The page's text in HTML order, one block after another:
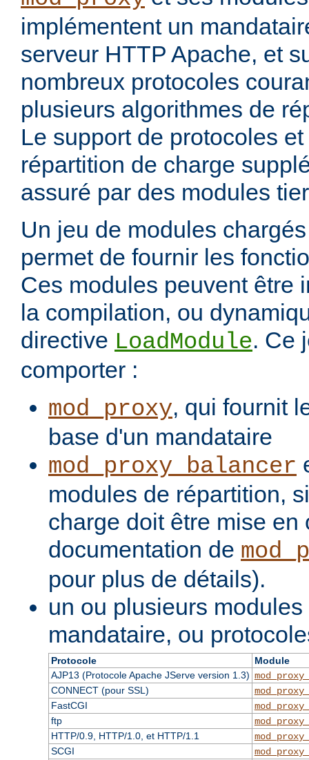
implémentent un
serveur HTTP Apache, et
nombreux protocoles
plusieurs algorithmes de
Le support de protocoles
répartition de charge
assuré par des modules
Un jeu de modules
permet de fournir les
Ces modules peuvent être
la compilation, ou
directive LoadModule. Ce
comporter :
mod_proxy, qui fournit
base d'un mandataire
mod_proxy_balancer
modules de répartition,
charge doit être mise en
documentation de
pour plus de détails).
un ou plusieurs
mandataire, ou
Protocole
Module
AJP13 (Protocole Apache JServe version 1.3)
CONNECT (pour SSL)
FastCGI
ftp
HTTP/0.9, HTTP/1.0, et HTTP/1.1
SCGI